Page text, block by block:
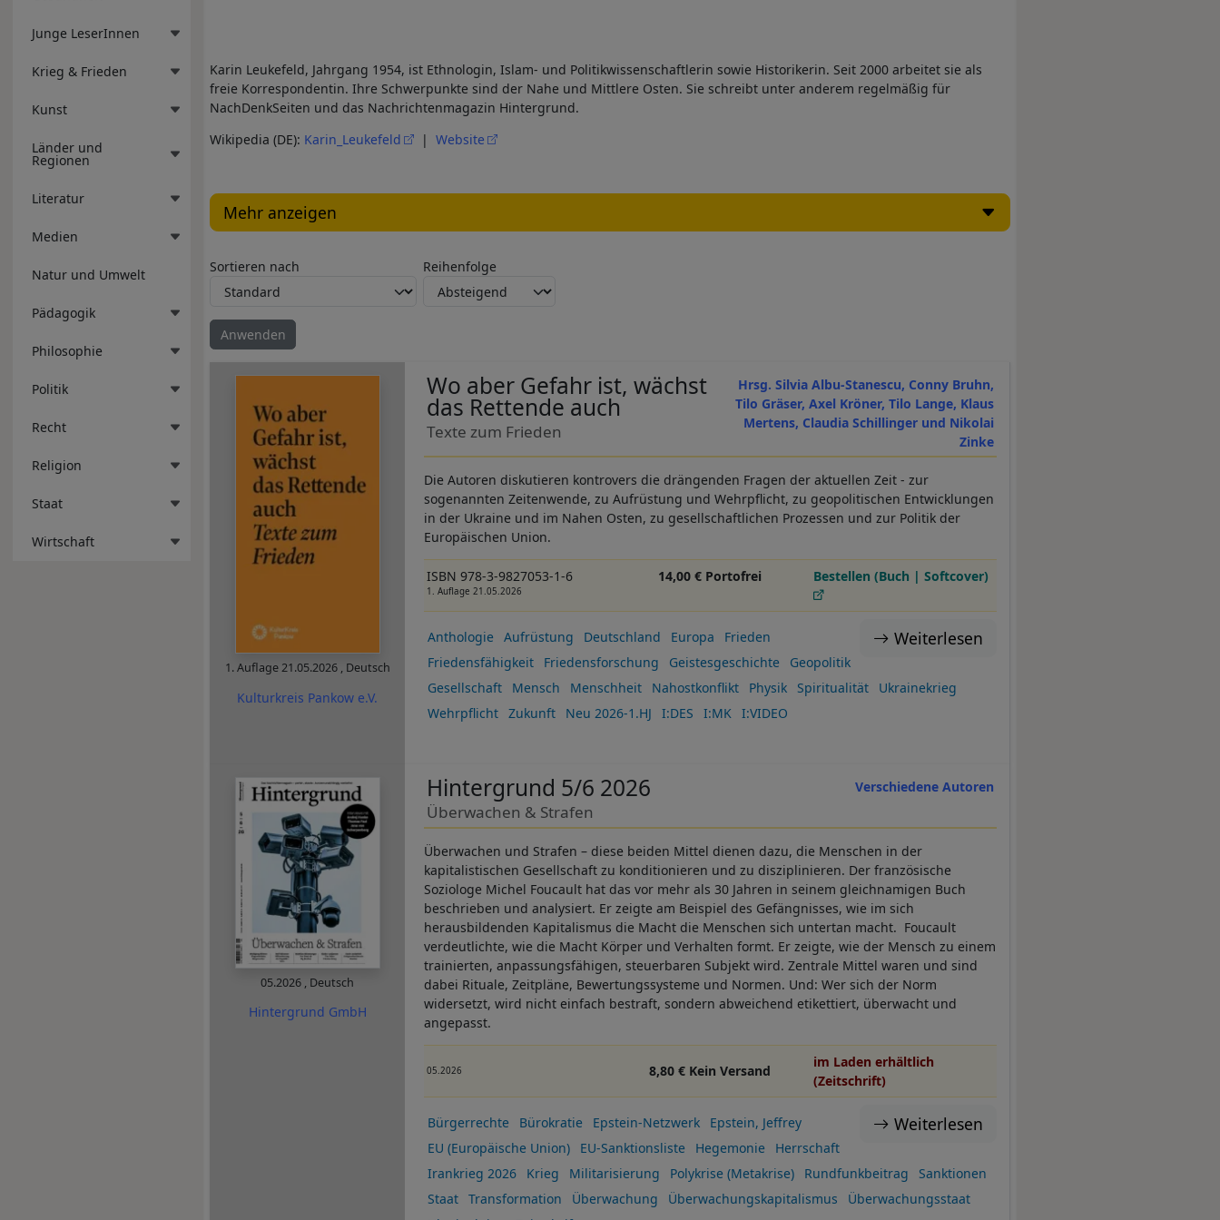
Junge LeserInnen
Krieg & Frieden
Kunst
Länder und
Regionen
Literatur
Medien
Natur und Umwelt
Pädagogik
Philosophie
Politik
Recht
Religion
Staat
Wirtschaft
Karin Leukefeld, Jahrgang 1954, ist Ethnologin, Islam- und Politikwissenschaftlerin sowie Historikerin. Seit 2000 arbeitet sie als
freie Korrespondentin. Ihre Schwerpunkte sind der Nahe und Mittlere Osten. Sie schreibt unter anderem regelmäßig für
NachDenkSeiten und das Nachrichtenmagazin Hintergrund.
Wikipedia (DE): Karin_Leukefeld | Website
Mehr anzeigen
Sortieren nach Reihenfolge
1. Auflage21.05.2026 , Deutsch
Kulturkreis Pankow e.V.
Hrsg. Silvia Albu-Stanescu, Conny Bruhn,
Tilo Gräser, Axel Kröner, Tilo Lange, Klaus
Mertens, Claudia Schillinger und Nikolai
Zinke
Wo aber Gefahr ist, wächst
das Rettende auch
Texte zum Frieden
Die Autoren diskutieren kontrovers die drängenden Fragen der aktuellen Zeit - zur
sogenannten Zeitenwende, zu Aufrüstung und Wehrpflicht, zu geopolitischen Entwicklungen
in der Ukraine und im Nahen Osten, zu gesellschaftlichen Prozessen und zur Politik der
Europäischen Union.
ISBN 978-3-9827053-1-6
1. Auflage 21.05.2026
14,00 € Portofrei Bestellen (Buch | Softcover)
Weiterlesen
Anthologie Aufrüstung Deutschland Europa
Frieden
Friedensfähigkeit
Friedensforschung Geistesgeschichte
Geopolitik
Gesellschaft
Mensch Menschheit Nahostkonflikt Physik Spiritualität
Ukrainekrieg
Wehrpflicht
Zukunft Neu 2026-1.HJ I:DES I:MK I:VIDEO
05.2026 , Deutsch
Hintergrund GmbH
Verschiedene Autoren
Hintergrund 5/6 2026
Überwachen & Strafen
Überwachen und Strafen – diese beiden Mittel dienen dazu, die Menschen in der
kapitalistischen Gesellschaft zu konditionieren und zu disziplinieren. Der französische
Soziologe Michel Foucault hat das vor mehr als 30 Jahren in seinem gleichnamigen Buch
beschrieben und analysiert. Er zeigte am Beispiel des Gefängnisses, wie im sich
herausbildenden Kapitalismus die Macht die Menschen sich untertan macht. Foucault
verdeutlichte, wie die Macht Körper und Verhalten formt. Er zeigte, wie der Mensch zu einem
trainierten, anpassungsfähigen, steuerbaren Subjekt wird. Zentrale Mittel waren und sind
dabei Rituale, Zeitpläne, Bewertungssysteme und Normen. Und: Wer sich der Norm
widersetzt, wird nicht einfach bestraft, sondern abweichend etikettiert, überwacht und
angepasst.
05.2026 8,80 € Kein Versand
im Laden erhältlich
(Zeitschrift)
Weiterlesen
Bürgerrechte Bürokratie Epstein-Netzwerk
Epstein, Jeffrey
EU (Europäische Union)
EU-Sanktionsliste Hegemonie
Herrschaft
Irankrieg 2026
Krieg Militarisierung Polykrise (Metakrise) Rundfunkbeitrag
Sanktionen
Staat
Transformation Überwachung Überwachungskapitalismus
Überwachungsstaat